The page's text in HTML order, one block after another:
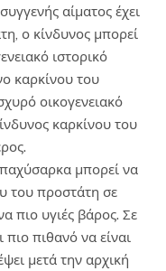
αίματος έχει
ο κίνδυνος μπορεί
ιστορικό
καρκίνου του
οικογενειακό
καρκίνου του
μπορεί να
του προστάτη σε
πιο υγιές βάρος. Σε
πιθανό να είναι
μετά την αρχική